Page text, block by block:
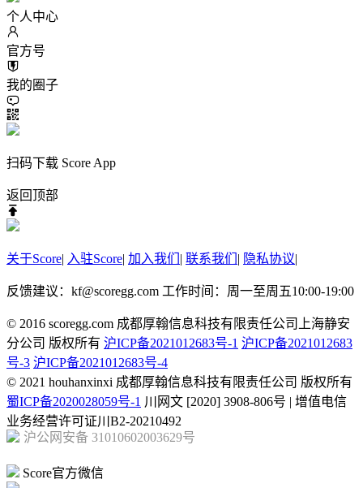
个人中心
官方号
我的圈子
扫码下载 Score App
返回顶部
关于Score| 入驻Score| 加入我们 | 联系我们 | 隐私协议|
反馈建议：kf@scoregg.com 工作时间：周一至周五10:00-19:00
© 2016 scoregg.com 成都厚翰信息科技有限责任公司上海静安
分公司 版权所有 沪ICP备2021012683号-1 沪ICP备2021012683
号-3 沪ICP备2021012683号-4
© 2021 houhanxinxi 成都厚翰信息科技有限责任公司 版权所有
蜀ICP备2020028059号-1 川网文 [2020] 3908-806号 | 增值电信
业务经营许可证川B2-20210492
沪公网安备 31010602003629号
Score官方微信